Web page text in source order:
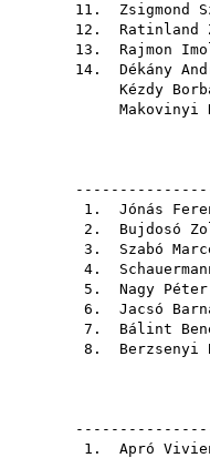
11. Zsigmond
12. Ratinland
13. Rajmon
14. Dékány
Kézdy
Makovinyi
1. Jónás
2. Bujdosó
3. Szabó
4.
5. Nagy Péter
6. Jacsó
7. Bálint
8. Berzsenyi
1. Apró